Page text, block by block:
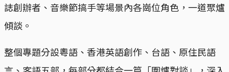
誌創辦者、音樂節搞手等場景內各崗位角色，一道聚爐
傾談。
整個專題分設粵語、香港英語創作、台語、原住民語